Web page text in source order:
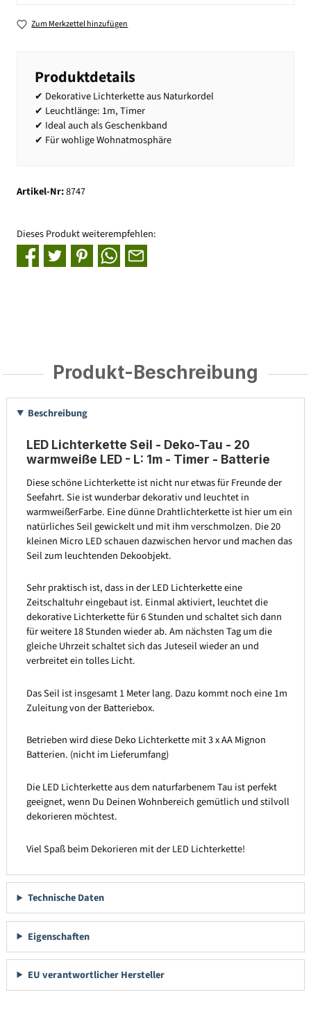
Zum Merkzettel hinzufügen
Produktdetails
✔ Dekorative Lichterkette aus Naturkordel
✔ Leuchtlänge: 1m, Timer
✔ Ideal auch als Geschenkband
✔ Für wohlige Wohnatmosphäre
Artikel-Nr:8747
Dieses Produkt weiterempfehlen:
Produkt-Beschreibung
Beschreibung
LED Lichterkette Seil - Deko-Tau - 20
warmweiße LED - L: 1m - Timer - Batterie
Diese schöne Lichterkette ist nicht nur etwas für Freunde der
Seefahrt. Sie ist wunderbar dekorativ und leuchtet in
warmweißerFarbe. Eine dünne Drahtlichterkette ist hier um ein
natürliches Seil gewickelt und mit ihm verschmolzen. Die 20
kleinen Micro LED schauen dazwischen hervor und machen das
Seil zum leuchtenden Dekoobjekt.
Sehr praktisch ist, dass in der LED Lichterkette eine
Zeitschaltuhr eingebaut ist. Einmal aktiviert, leuchtet die
dekorative Lichterkette für 6 Stunden und schaltet sich dann
für weitere 18 Stunden wieder ab. Am nächsten Tag um die
gleiche Uhrzeit schaltet sich das Juteseil wieder an und
verbreitet ein tolles Licht.
Das Seil ist insgesamt 1 Meter lang. Dazu kommt noch eine 1m
Zuleitung von der Batteriebox.
Betrieben wird diese Deko Lichterkette mit 3 x AA Mignon
Batterien. (nicht im Lieferumfang)
Die LED Lichterkette aus dem naturfarbenem Tau ist perfekt
geeignet, wenn Du Deinen Wohnbereich gemütlich und stilvoll
dekorieren möchtest.
Viel Spaß beim Dekorieren mit der LED Lichterkette!
Technische Daten
Eigenschaften
EU verantwortlicher Hersteller